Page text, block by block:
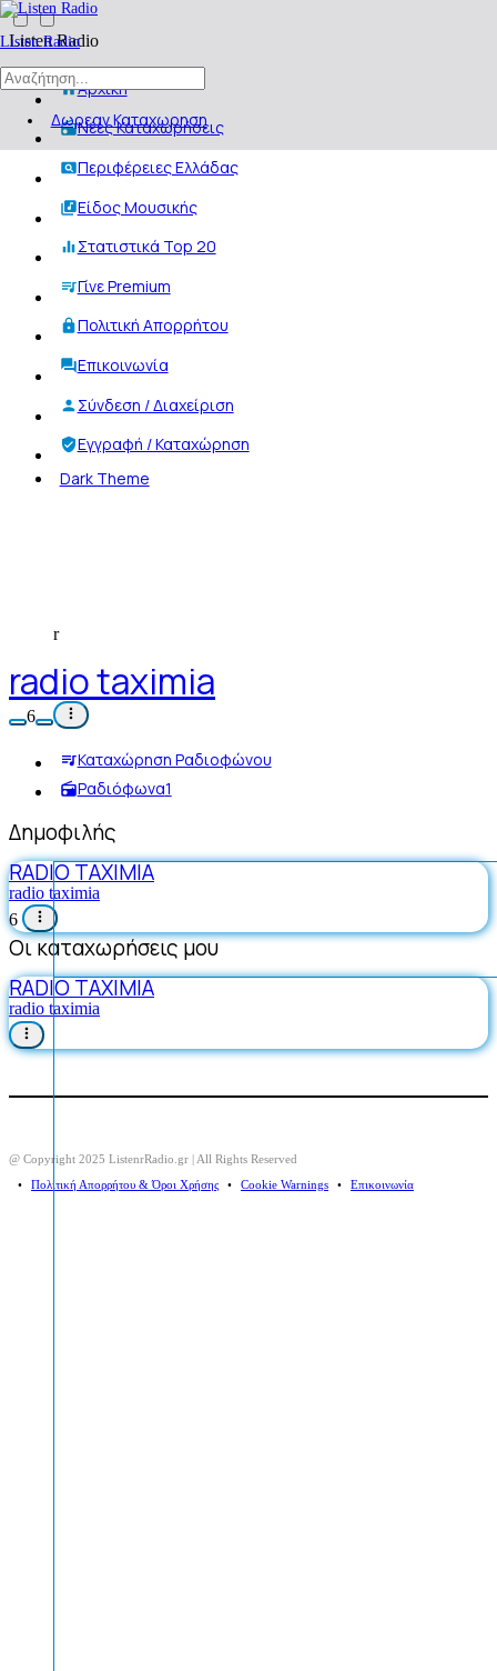
Listen Radio
Δωρεαν Καταχωρηση
Listen Radio
Αρχική
Νέες Καταχωρήσεις
Περιφέρειες Ελλάδας
Είδος Μουσικής
Στατιστικά Top 20
Γίνε Premium
Πολιτική Απορρήτου
Επικοινωνία
Σύνδεση / Διαχείριση
Εγγραφή / Καταχώρηση
Dark Theme
r
radio taximia
6
Καταχώρηση Ραδιοφώνου
Ραδιόφωνα1
Δημοφιλής
RADIO TAXIMIA
radio taximia
6
Οι καταχωρήσεις μου
RADIO TAXIMIA
radio taximia
@ Copyright 2025 ListenrRadio.gr | All Rights Reserved
⠀•⠀ Πολιτική Απορρήτου & Όροι Χρήσης ⠀•⠀ Cookie Warnings ⠀•⠀ Επικοινωνία